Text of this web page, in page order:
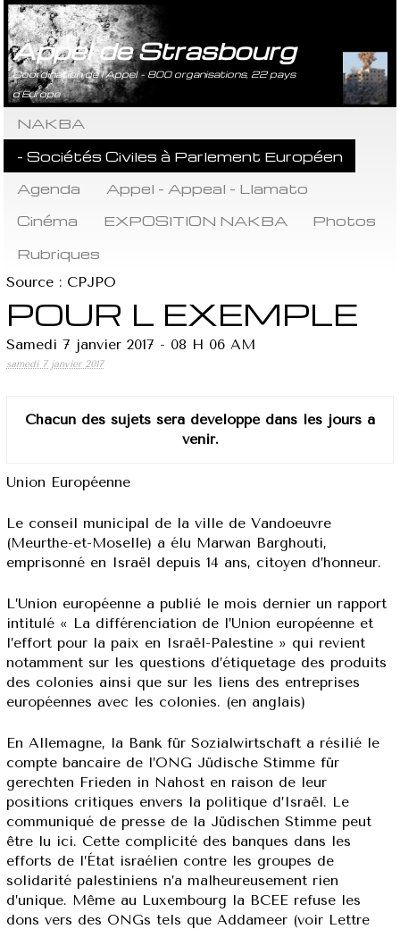
Appel de Strasbourg
Coordination de l’Appel - 800 organisations, 22 pays
d’Europe
NAKBA
- Sociétés Civiles à Parlement Européen
Agenda
Appel - Appeal - Llamato
Cinéma
EXPOSITION NAKBA
Photos
Rubriques
Source : CPJPO
POUR L EXEMPLE
Samedi 7 janvier 2017 - 08 H 06 AM
samedi 7 janvier 2017
Chacun des sujets sera développé dans les jours à
venir.
Union Européenne
Le conseil municipal de la ville de Vandoeuvre
(Meurthe-et-Moselle) a élu Marwan Barghouti,
emprisonné en Israël depuis 14 ans, citoyen d’honneur.
L’Union européenne a publié le mois dernier un rapport
intitulé « La différenciation de l’Union européenne et
l’effort pour la paix en Israël-Palestine » qui revient
notamment sur les questions d’étiquetage des produits
des colonies ainsi que sur les liens des entreprises
européennes avec les colonies. (en anglais)
En Allemagne, la Bank für Sozialwirtschaft a résilié le
compte bancaire de l’ONG Jüdische Stimme für
gerechten Frieden in Nahost en raison de leur
positions critiques envers la politique d’Israël. Le
communiqué de presse de la Jüdischen Stimme peut
être lu ici. Cette complicité des banques dans les
efforts de l’État israélien contre les groupes de
solidarité palestiniens n’a malheureusement rien
d’unique. Même au Luxembourg la BCEE refuse les
dons vers des ONGs tels que Addameer (voir Lettre